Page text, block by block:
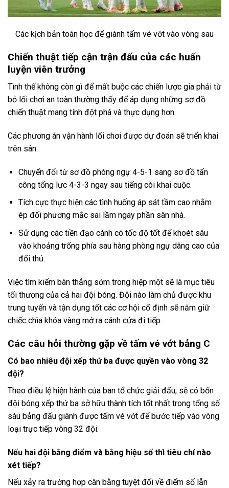
Các kịch bản toán học để giành tấm vé vớt vào vòng sau
Chiến thuật tiếp cận trận đấu của các huấn
luyện viên trưởng
Tình thế không còn gì để mất buộc các chiến lược gia phải từ
bỏ lối chơi an toàn thường thấy để áp dụng những sơ đồ
chiến thuật mang tính đột phá và thực dụng hơn.
Các phương án vận hành lối chơi được dự đoán sẽ triển khai
trên sân:
Chuyển đổi từ sơ đồ phòng ngự 4-5-1 sang sơ đồ tấn
công tổng lực 4-3-3 ngay sau tiếng còi khai cuộc.
Tích cực thực hiện các tình huống áp sát tầm cao nhằm
ép đối phương mắc sai lầm ngay phần sân nhà.
Sử dụng các tiền đạo cánh có tốc độ tốt để khoét sâu
vào khoảng trống phía sau hàng phòng ngự dâng cao của
đối thủ.
Việc tìm kiếm bàn thắng sớm trong hiệp một sẽ là mục tiêu
tối thượng của cả hai đội bóng. Đội nào làm chủ được khu
trung tuyến và tận dụng tốt các cơ hội cố định sẽ nắm giữ
chiếc chìa khóa vàng mở ra cánh cửa đi tiếp.
Các câu hỏi thường gặp về tấm vé vớt bảng C
Có bao nhiêu đội xếp thứ ba được quyền vào vòng 32
đội?
Theo điều lệ hiện hành của ban tổ chức giải đấu, sẽ có bốn
đội bóng xếp thứ ba sở hữu thành tích tốt nhất trong tổng số
sáu bảng đấu giành được tấm vé vớt để bước tiếp vào vòng
loại trực tiếp vòng 32 đội.
Nếu hai đội bằng điểm và bằng hiệu số thì tiêu chí nào
xét tiếp?
Nếu xảy ra trường hợp cân bằng tuyệt đối về điểm số lẫn